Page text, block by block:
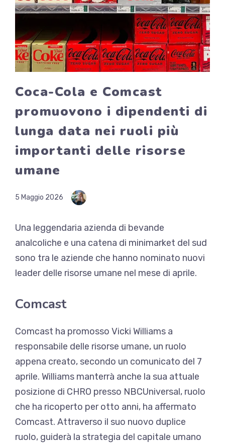
Coca-Cola e Comcast
promuovono i dipendenti di
lunga data nei ruoli più
importanti delle risorse
umane
5 Maggio 2026
Una leggendaria azienda di bevande
analcoliche e una catena di minimarket del sud
sono tra le aziende che hanno nominato nuovi
leader delle risorse umane nel mese di aprile.
Comcast
Comcast ha promosso Vicki Williams a
responsabile delle risorse umane, un ruolo
appena creato, secondo un comunicato del 7
aprile. Williams manterrà anche la sua attuale
posizione di CHRO presso NBCUniversal, ruolo
che ha ricoperto per otto anni, ha affermato
Comcast. Attraverso il suo nuovo duplice
ruolo, guiderà la strategia del capitale umano